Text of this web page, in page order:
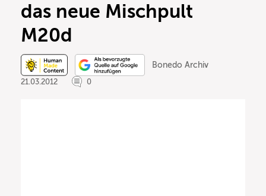
das neue Mischpult
M20d
Bonedo Archiv
21.03.2012
0